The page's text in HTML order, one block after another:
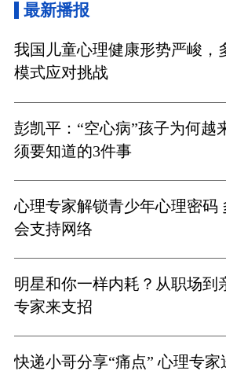
最新播报
我国儿童心理健康形势严峻，
模式应对挑战
彭凯平：“空心病”孩子为何越
须要知道的3件事
心理专家解锁青少年心理密码
会支持网络
明星和你一样内耗？从职场到
专家来支招
快递小哥分享“痛点” 心理专